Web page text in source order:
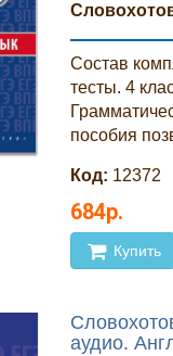
Cостав
тесты. 4
пособия
Код: 12372
684р.
Купить
аудио.